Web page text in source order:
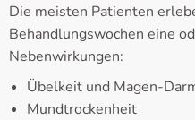
Die meisten Patienten
Behandlungswochen eine
Nebenwirkungen:
Übelkeit und Magen-
Mundtrockenheit